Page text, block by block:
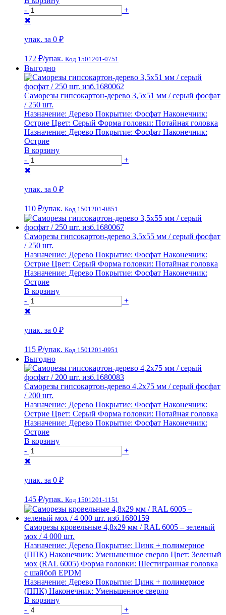
-
+
✖
упак. за 0 ₽
172 ₽/упак. Код 1501201-0751
Выгодно
Саморезы гипсокартон-дерево 3,5х51 мм / серый фосфат
/ 250 шт.
Назначение: Дерево Покрытие: Фосфат Наконечник:
Острие Цвет: Серый Форма головки: Потайная головка
Назначение: Дерево Покрытие: Фосфат Наконечник:
Острие
В корзину
-
+
✖
упак. за 0 ₽
110 ₽/упак. Код 1501201-0851
Саморезы гипсокартон-дерево 3,5х55 мм / серый фосфат
/ 250 шт.
Назначение: Дерево Покрытие: Фосфат Наконечник:
Острие Цвет: Серый Форма головки: Потайная головка
Назначение: Дерево Покрытие: Фосфат Наконечник:
Острие
В корзину
-
+
✖
упак. за 0 ₽
115 ₽/упак. Код 1501201-0951
Выгодно
Саморезы гипсокартон-дерево 4,2х75 мм / серый фосфат
/ 200 шт.
Назначение: Дерево Покрытие: Фосфат Наконечник:
Острие Цвет: Серый Форма головки: Потайная головка
Назначение: Дерево Покрытие: Фосфат Наконечник:
Острие
В корзину
-
+
✖
упак. за 0 ₽
145 ₽/упак. Код 1501201-1151
Саморезы кровельные 4,8х29 мм / RAL 6005 – зеленый
мох / 4 000 шт.
Назначение: Дерево Покрытие: Цинк + полимерное
(ППК) Наконечник: Уменьшенное сверло Цвет: Зеленый
мох (RAL 6005) Форма головки: Шестигранная головка
с шайбой EPDM
Назначение: Дерево Покрытие: Цинк + полимерное
(ППК) Наконечник: Уменьшенное сверло
В корзину
-
+